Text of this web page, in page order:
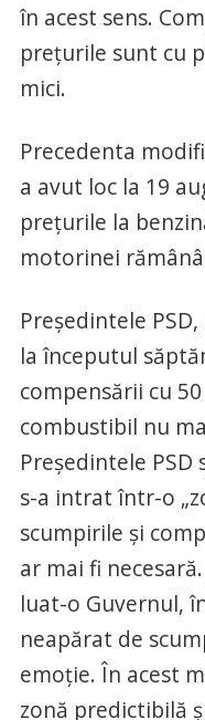
în acest sens.
prețurile sunt cu
mici.
Precedenta
a avut loc la 19
prețurile la
motorinei
Preşedintele
la începutul
compensării cu
combustibil nu
Preşedintele
s-a intrat într-o
scumpirile și
ar mai fi
luat-o Guvernul,
neapărat de
emoţie. În acest
zonă predictibilă